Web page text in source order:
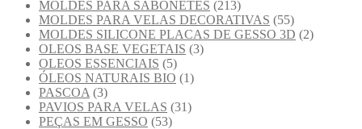
MOLDES PARA SABONETES (213)
MOLDES PARA VELAS DECORATIVAS (55)
MOLDES SILICONE PLACAS DE GESSO 3D (2)
OLEOS BASE VEGETAIS (3)
OLEOS ESSENCIAIS (5)
ÓLEOS NATURAIS BIO (1)
PASCOA (3)
PAVIOS PARA VELAS (31)
PEÇAS EM GESSO (53)